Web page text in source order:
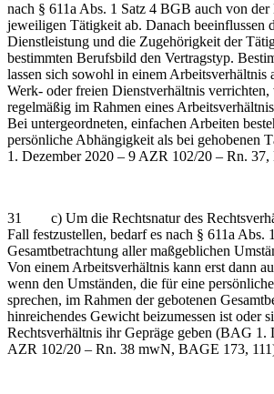
nach § 611a Abs. 1 Satz 4 BGB auch von der
jeweiligen Tätigkeit ab. Danach beeinflussen
Dienstleistung und die Zugehörigkeit der
bestimmten Berufsbild den Vertragstyp.
lassen sich sowohl in einem Arbeitsverhältnis
Werk- oder freien Dienstverhältnis verrichten,
regelmäßig im Rahmen eines
Bei untergeordneten, einfachen Arbeiten
persönliche Abhängigkeit als bei gehobenen
1. Dezember 2020 – 9 AZR 102/20 – Rn.
31 c) Um die Rechtsnatur des
Fall festzustellen, bedarf es nach § 611a Abs.
Gesamtbetrachtung aller maßgeblichen
Von einem Arbeitsverhältnis kann erst dann
wenn den Umständen, die für eine
sprechen, im Rahmen der gebotenen
hinreichendes Gewicht beizumessen ist oder
Rechtsverhältnis ihr Gepräge geben (BAG 1.
AZR 102/20 – Rn. 38 mwN, BAGE 173,